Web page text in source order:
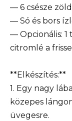
— 6 csésze
— Só és bors
— Opcionális: 1
citromlé a
**Elkészítés:**
1. Egy nagy
közepes
üvegesre.